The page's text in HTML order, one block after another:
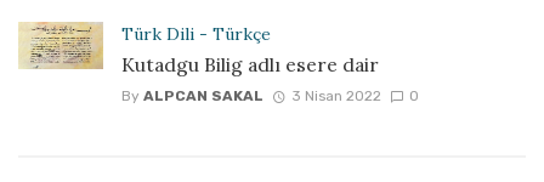
Türk Dili - Türkçe
Kutadgu Bilig adlı esere dair
By ALPCAN SAKAL 3 Nisan 2022 0